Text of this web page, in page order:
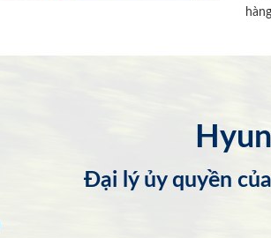
Đại lý ủy quyền